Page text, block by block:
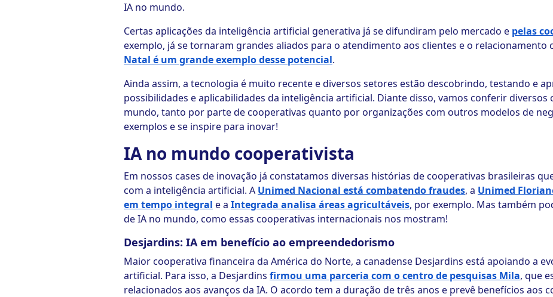
IA no mundo.
Certas aplicações da inteligência artificial generativa já se difundiram pelo mercado e pelas
exemplo, já se tornaram grandes aliados para o atendimento aos clientes e o relacionamento
Natal é um grande exemplo desse potencial.
Ainda assim, a tecnologia é muito recente e diversos setores estão descobrindo, testando e
possibilidades e aplicabilidades da inteligência artificial. Diante disso, vamos conferir diversos
mundo, tanto por parte de cooperativas quanto por organizações com outros modelos de
exemplos e se inspire para inovar!
IA no mundo cooperativista
Em nossos cases de inovação já constatamos diversas histórias de cooperativas brasileiras
com a inteligência artificial. A Unimed Nacional está combatendo fraudes, a Unimed
em tempo integral e a Integrada analisa áreas agricultáveis, por exemplo. Mas também
de IA no mundo, como essas cooperativas internacionais nos mostram!
Desjardins: IA em benefício ao empreendedorismo
Maior cooperativa financeira da América do Norte, a canadense Desjardins está apoiando a
artificial. Para isso, a Desjardins firmou uma parceria com o centro de pesquisas Mila, que
relacionados aos avanços da IA. O acordo tem a duração de três anos e prevê benefícios aos